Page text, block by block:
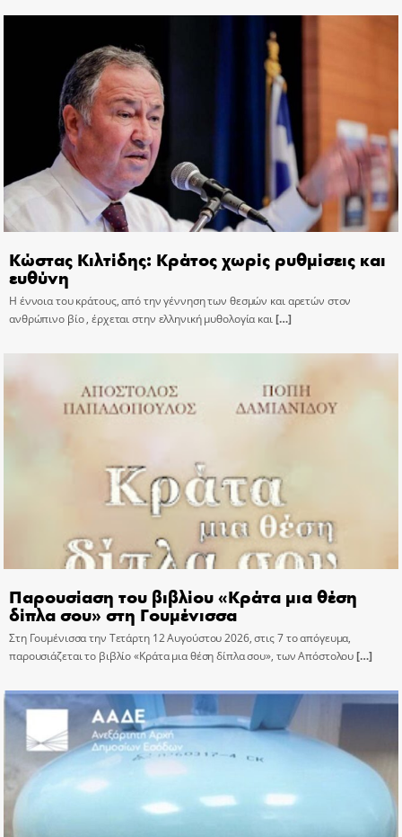
Κώστας Κιλτίδης: Κράτος χωρίς ρυθμίσεις και
ευθύνη
Η έννοια του κράτους, από την γέννηση των θεσμών και αρετών στον
ανθρώπινο βίο , έρχεται στην ελληνική μυθολογία και[…]
Παρουσίαση του βιβλίου «Κράτα μια θέση
δίπλα σου» στη Γουμένισσα
Στη Γουμένισσα την Τετάρτη 12 Αυγούστου 2026, στις 7 το απόγευμα,
παρουσιάζεται το βιβλίο «Κράτα μια θέση δίπλα σου», των Απόστολου[…]